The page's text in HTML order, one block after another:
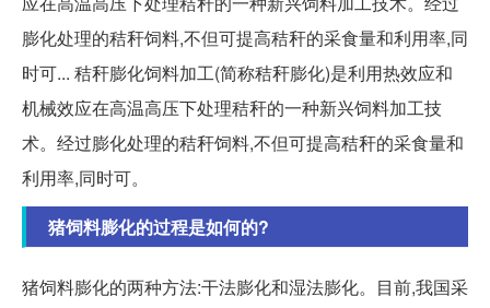
膨化处理的秸秆饲料,不但可提高秸秆的采食量和利用率,同
时可... 秸秆膨化饲料加工(简称秸秆膨化)是利用热效应和
机械效应在高温高压下处理秸秆的一种新兴饲料加工技
术。经过膨化处理的秸秆饲料,不但可提高秸秆的采食量和
利用率,同时可。
猪饲料膨化的过程是如何的?
猪饲料膨化的两种方法:干法膨化和湿法膨化。目前,我国采